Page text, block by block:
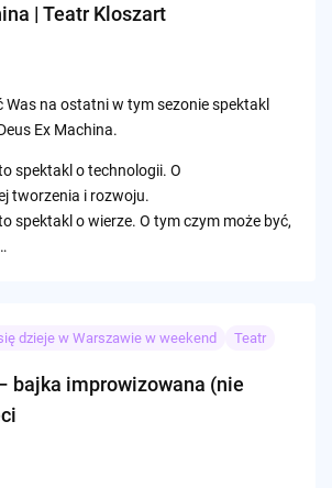
| Teatr Kloszart
Was na ostatni w tym sezonie spektakl
Ex Machina.
spektakl o technologii. O
tworzenia i rozwoju.
spektakl o wierze. O tym czym może być,
dzieje w Warszawie w weekend Teatr
bajka improwizowana (nie